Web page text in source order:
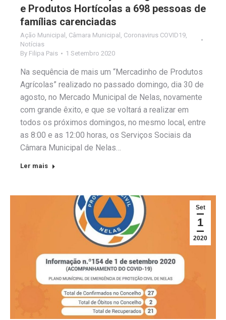
e Produtos Hortícolas a 698 pessoas de
famílias carenciadas
Ação Municipal , Câmara Municipal , Coronavirus COVID19,
Notícias
By Filipa Pais 1 Setembro 2020
Na sequência de mais um “Mercadinho de Produtos
Agrícolas” realizado no passado domingo, dia 30 de
agosto, no Mercado Municipal de Nelas, novamente
com grande êxito, e que se voltará a realizar em
todos os próximos domingos, no mesmo local, entre
as 8:00 e as 12:00 horas, os Serviços Sociais da
Câmara Municipal de Nelas…
Ler mais
Set
1
2020